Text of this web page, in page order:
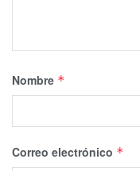
Nombre *
Correo electrónico *